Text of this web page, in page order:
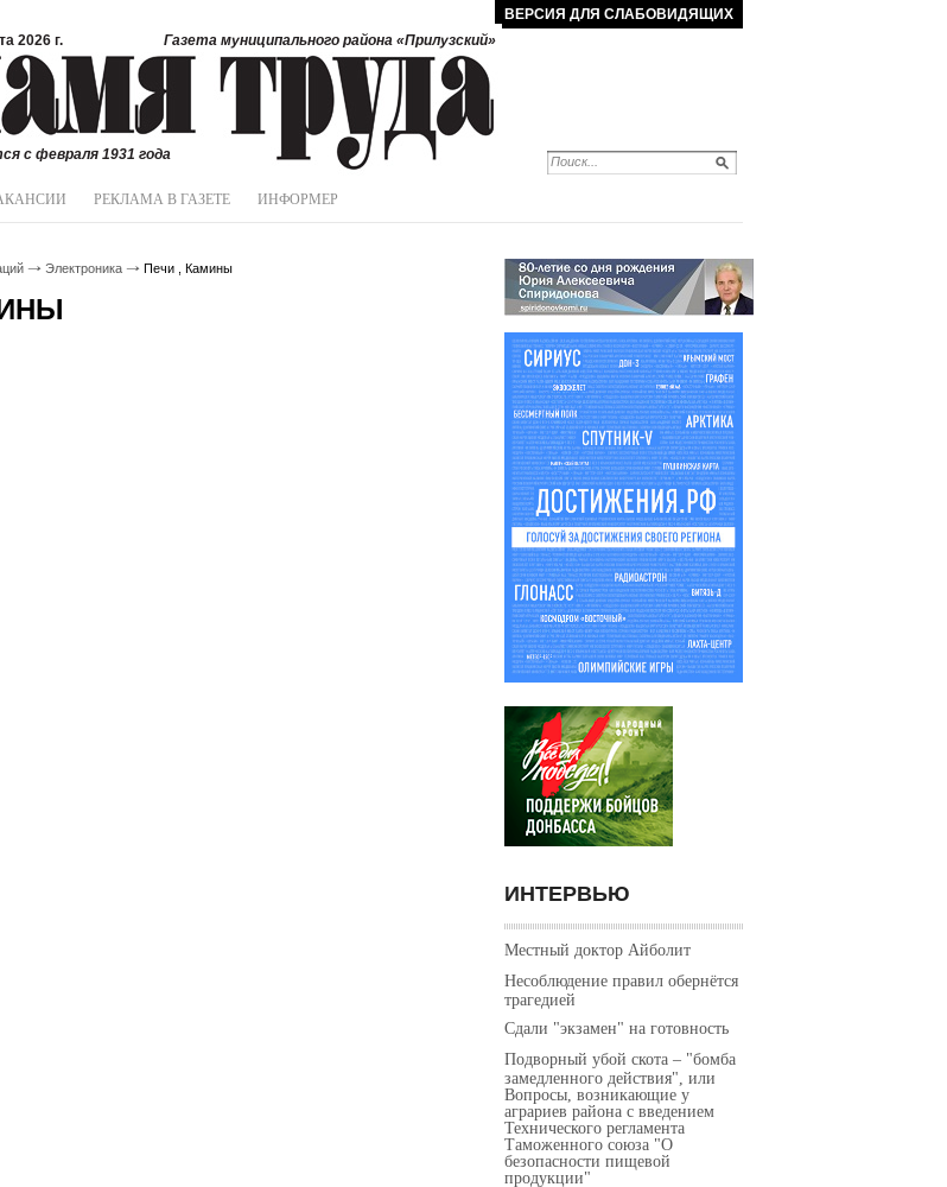
ВЕРСИЯ ДЛЯ СЛАБОВИДЯЩИХ
2026 г.
Газета муниципального района «Прилузский»
с февраля 1931 года
РЕКЛАМА В ГАЗЕТЕ ИНФОРМЕР
Электроника Печи , Камины
ИНТЕРВЬЮ
Местный доктор Айболит
Несоблюдение правил обернётся
трагедией
Сдали "экзамен" на готовность
Подворный убой скота – "бомба
замедленного действия", или
Вопросы, возникающие у
аграриев района с введением
Технического регламента
Таможенного союза "О
безопасности пищевой
продукции"